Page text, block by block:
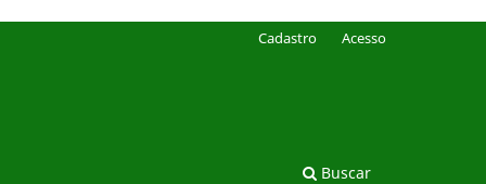
Buscar
Cadastro Acesso